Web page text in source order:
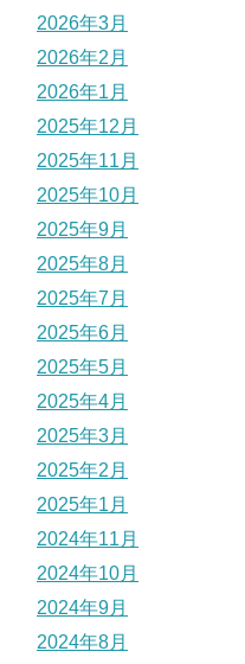
2026年3月
2026年2月
2026年1月
2025年12月
2025年11月
2025年10月
2025年9月
2025年8月
2025年7月
2025年6月
2025年5月
2025年4月
2025年3月
2025年2月
2025年1月
2024年11月
2024年10月
2024年9月
2024年8月